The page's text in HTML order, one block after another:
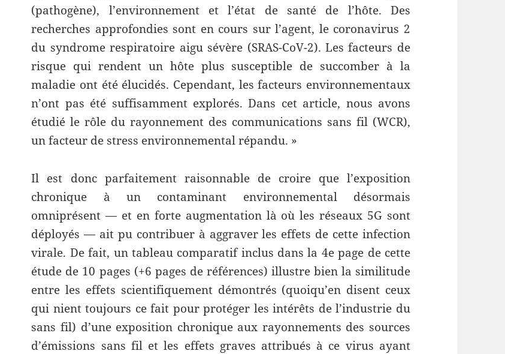
(pathogène), l’environnement et l’état de santé de l’hôte. Des
recherches approfondies sont en cours sur l’agent, le coronavirus 2
du syndrome respiratoire aigu sévère (SRAS-CoV-2). Les facteurs de
risque qui rendent un hôte plus susceptible de succomber à la
maladie ont été élucidés. Cependant, les facteurs environnementaux
n’ont pas été suffisamment explorés. Dans cet article, nous avons
étudié le rôle du rayonnement des communications sans fil (WCR),
un facteur de stress environnemental répandu. »
Il est donc parfaitement raisonnable de croire que l’exposition
chronique à un contaminant environnemental désormais
omniprésent — et en forte augmentation là où les réseaux 5G sont
déployés — ait pu contribuer à aggraver les effets de cette infection
virale. De fait, un tableau comparatif inclus dans la 4e page de cette
étude de 10 pages (+6 pages de références) illustre bien la similitude
entre les effets scientifiquement démontrés (quoiqu’en disent ceux
qui nient toujours ce fait pour protéger les intérêts de l’industrie du
sans fil) d’une exposition chronique aux rayonnements des sources
d’émissions sans fil et les effets graves attribués à ce virus ayant